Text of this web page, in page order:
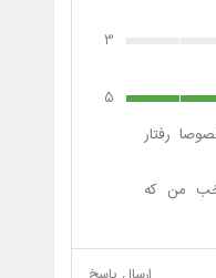
3
5
رفتار
خب من که